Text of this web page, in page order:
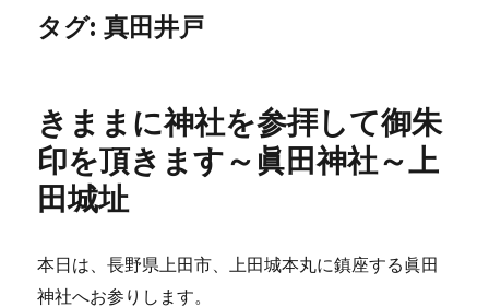
タグ:真田井戸
きままに神社を参拝して御朱
印を頂きます～眞田神社～上
田城址
本日は、長野県上田市、上田城本丸に鎮座する眞田
神社へお参りします。